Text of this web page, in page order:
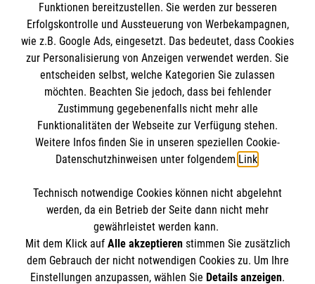
Barrierefreiheit
Kontakt
Presse
Den Beauftragten für Medizinproduktesicherheit
im Malteser Rettungsdienst und den
Einsatzdiensten der Malteser können Sie unter
gmb_mpg@malteser.orgkontaktieren.
Die Malteser
Malteser in Deutschland
Malteserorden
Malteser International
Sharepoint
Spendenkonto
Bank: Pax-Bank
IBAN: DE49 3706 0120 1201 2090 10
BIC: GENODED1PA7
So finden Sie uns
Lohweg 15
30559 Hannover
Der Malteser Hilfsdienst e.V. ist als eingetragene
Funktionen bereitzustellen. Sie werden zur besseren
Erfolgskontrolle und Aussteuerung von Werbekampagnen,
wie z.B. Google Ads, eingesetzt. Das bedeutet, dass Cookies
zur Personalisierung von Anzeigen verwendet werden. Sie
entscheiden selbst, welche Kategorien Sie zulassen
möchten. Beachten Sie jedoch, dass bei fehlender
Zustimmung gegebenenfalls nicht mehr alle
Funktionalitäten der Webseite zur Verfügung stehen.
Weitere Infos finden Sie in unseren speziellen Cookie-
Datenschutzhinweisen unter folgendem Link.
Technisch notwendige Cookies können nicht abgelehnt
werden, da ein Betrieb der Seite dann nicht mehr
gewährleistet werden kann.
Mit dem Klick auf Alle akzeptierenstimmen Sie zusätzlich
dem Gebrauch der nicht notwendigen Cookies zu. Um Ihre
Einstellungen anzupassen, wählen Sie Details anzeigen.